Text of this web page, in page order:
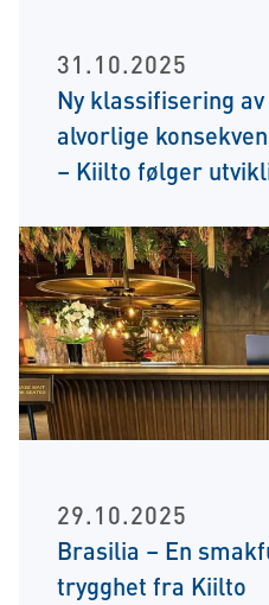
31.10.2025
Ny klassifisering
alvorlige
– Kiilto følger
29.10.2025
Brasilia – En
trygghet fra Kiilto